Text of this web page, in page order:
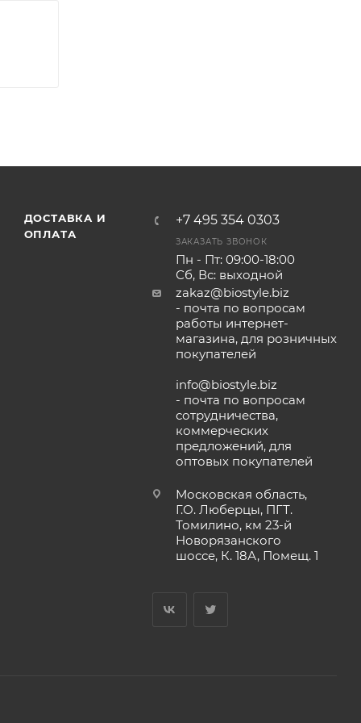
ДОСТАВКА И
ОПЛАТА
+7 495 354 0303
ЗАКАЗАТЬ ЗВОНОК
Пн - Пт: 09:00-18:00
Сб, Вс: выходной
zakaz@biostyle.biz
- почта по вопросам
работы интернет-
магазина, для розничных
покупателей
info@biostyle.biz
- почта по вопросам
сотрудничества,
коммерческих
предложений, для
оптовых покупателей
Московская область,
Г.О. Люберцы, ПГТ.
Томилино, км 23-й
Новорязанского
шоссе, К. 18А, Помещ. 1